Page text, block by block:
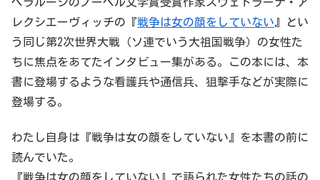
レクシエーヴィッチの『戦争は女の顔をしていない 』とい
う同じ第2次世界大戦（ソ連でいう大祖国戦争）の女性た
ちに焦点をあてたインタビュー集がある。この本には、本
書に登場するような看護兵や通信兵、狙撃手などが実際に
登場する。
わたし自身は『戦争は女の顔をしていない』を本書の前に
読んでいた。
『戦争は女の顔をしていない』で語られた女性たちの話の